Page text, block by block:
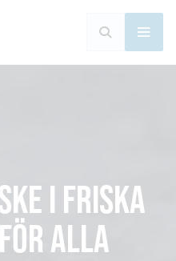
I FRISKA
ALLA